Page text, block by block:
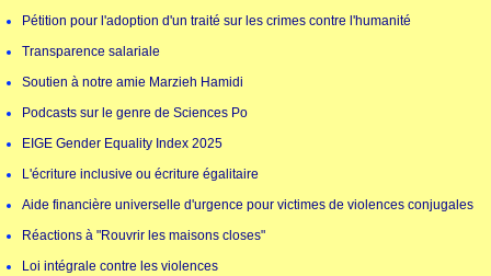
Pétition pour l'adoption d'un traité sur les crimes contre l'humanité
Transparence salariale
Soutien à notre amie Marzieh Hamidi
Podcasts sur le genre de Sciences Po
EIGE Gender Equality Index 2025
L'écriture inclusive ou écriture égalitaire
Aide financière universelle d'urgence pour victimes de violences conjugales
Réactions à "Rouvrir les maisons closes"
Loi intégrale contre les violences